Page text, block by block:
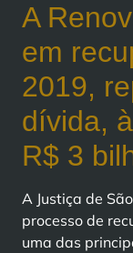
A
em
2019,
dívida,
R$ 3
A Justiça de
processo de
uma das